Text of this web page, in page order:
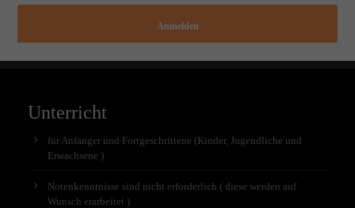
Anmelden
Unterricht
für Anfänger und Fortgeschrittene (Kinder, Jugendliche und
Erwachsene )
Notenkenntnisse sind nicht erforderlich ( diese werden auf
Wunsch erarbeitet )